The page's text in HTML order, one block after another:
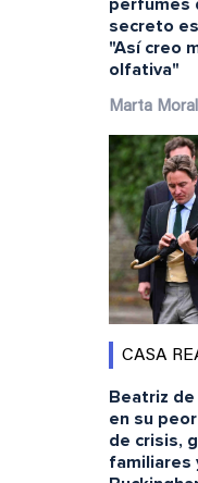
perfumes
secreto
"Así creo
olfativa"
Marta
CASA
Beatriz de
en su
de crisis,
familiares